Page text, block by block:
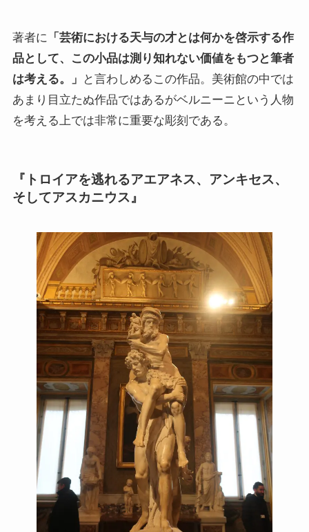
著者に 「芸術における天与の才とは何かを啓示する作
品として、この小品は測り知れない価値をもつと筆者
は考える。」
と言わしめるこの作品。美術館の中では
あまり目立たぬ作品ではあるがベルニーニという人物
を考える上では非常に重要な彫刻である。
『トロイアを逃れるアエアネス、アンキセス、
そしてアスカニウス』